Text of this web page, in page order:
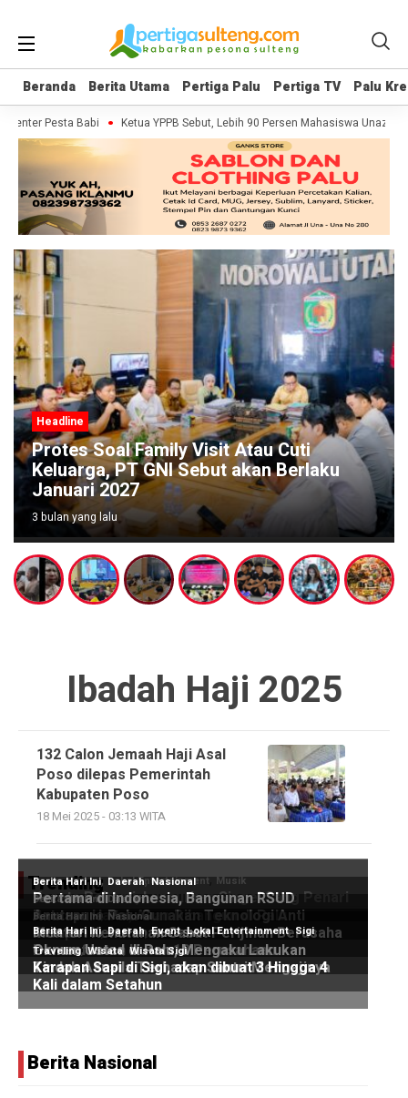
Beranda Berita Utama Pertiga Palu Pertiga TV Palu
Beranda Berita Utama Pertiga Palu Pertiga TV Palu
Pesta Babi Ketua YPPB Sebut, Lebih 90 Persen Mahasiswa
Cuti
Berlaku
Headline
Wabup Poso Jemput
Kakao Sulawesi di Forum
Makassar
3 bulan yang lalu
Ibadah Haji 2025
132 Calon Jemaah Haji Asal
Poso dilepas Pemerintah
Kabupaten Poso
18 Mei 2025 - 03:13 WITA
Trending
Berita Nasional